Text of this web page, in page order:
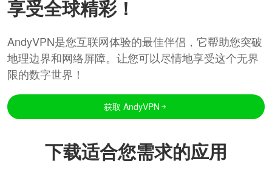
享受全球精彩！
AndyVPN是您互联网体验的最佳伴侣，它帮助您突破
地理边界和网络屏障。让您可以尽情地享受这个无界
限的数字世界！
获取 AndyVPN
下载适合您需求的应用